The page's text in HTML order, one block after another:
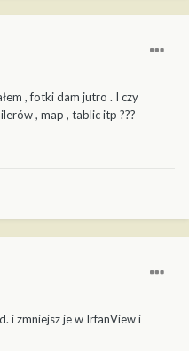
, fotki dam jutro . I czy
, map , tablic itp ???
i zmniejsz je w IrfanView i